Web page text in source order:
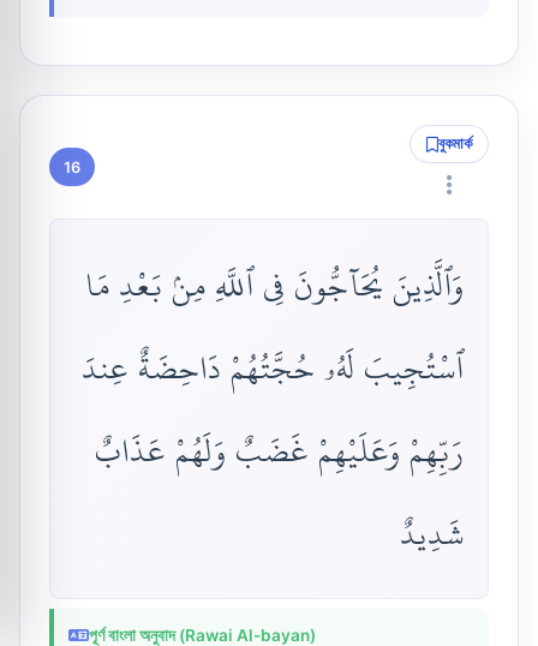
16
বুকমার্ক
وَٱلَّذِينَ يُحَآجُّونَ فِى ٱللَّهِ مِنۢ بَعْدِ مَا
ٱسْتُجِيبَ لَهُۥ حُجَّتُهُمْ دَاحِضَةٌ عِندَ
رَبِّهِمْ وَعَلَيْهِمْ غَضَبٌ وَلَهُمْ عَذَابٌ
شَدِيدٌ
পূর্ণ বাংলা অনুবাদ (Rawai Al-bayan)